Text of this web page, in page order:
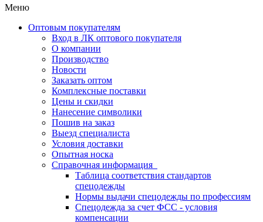
Меню
Оптовым покупателям
Вход в ЛК оптового покупателя
О компании
Производство
Новости
Заказать оптом
Комплексные поставки
Цены и скидки
Нанесение символики
Пошив на заказ
Выезд специалиста
Условия доставки
Опытная носка
Справочная информация
Таблица соответствия стандартов
спецодежды
Нормы выдачи спецодежды по профессиям
Спецодежда за счет ФСС - условия
компенсации